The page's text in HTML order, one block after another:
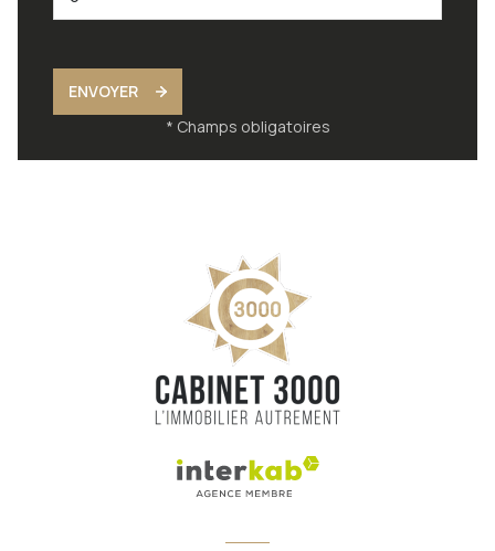
ENVOYER
* Champs obligatoires